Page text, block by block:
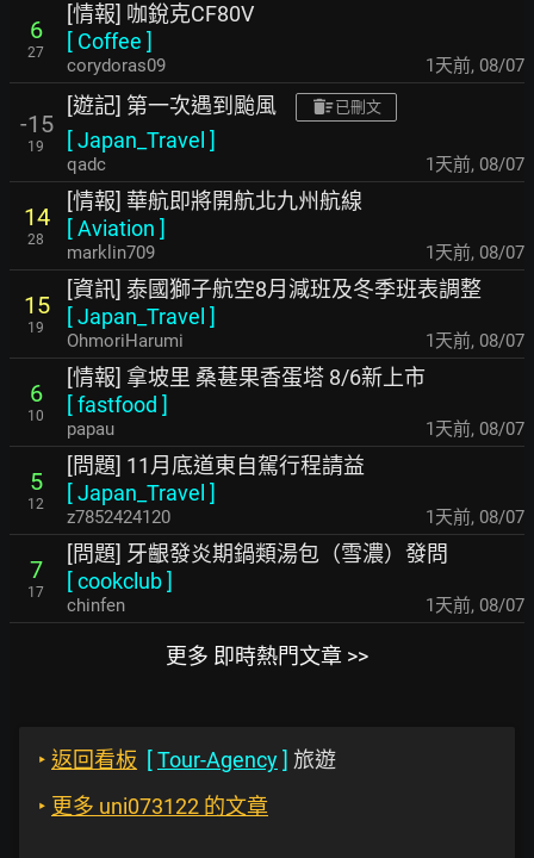
6
27
[情報] 咖銳克CF80V
[ Coffee ]
corydoras09 1天前, 08/07
-15
19
[遊記] 第一次遇到颱風 已刪文
[Japan_Travel ]
qadc 1天前, 08/07
14
28
[情報] 華航即將開航北九州航線
[Aviation ]
marklin709 1天前, 08/07
15
19
[資訊] 泰國獅子航空8月減班及冬季班表調整
[Japan_Travel ]
OhmoriHarumi 1天前, 08/07
6
10
[情報] 拿坡里 桑葚果香蛋塔 8/6新上市
[fastfood ]
papau 1天前, 08/07
5
12
[問題] 11月底道東自駕行程請益
[Japan_Travel ]
z7852424120 1天前, 08/07
7
17
[問題] 牙齦發炎期鍋類湯包（雪濃）發問
[cookclub]
chinfen 1天前, 08/07
更多 即時熱門文章 >>
‣ 返回看板 [Tour-Agency] 旅遊
‣ 更多 uni073122 的文章